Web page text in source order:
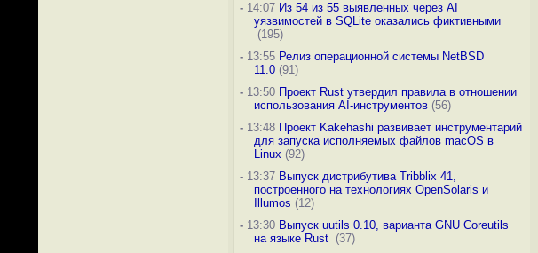
-14:07 Из 54 из 55 выявленных через AI
уязвимостей в SQLite оказались фиктивными
(195)
-13:55 Релиз операционной системы NetBSD
11.0(91)
-13:50 Проект Rust утвердил правила в отношении
использования AI-инструментов(56)
-13:48 Проект Kakehashi развивает инструментарий
для запуска исполняемых файлов macOS в
Linux (92)
-13:37 Выпуск дистрибутива Tribblix 41,
построенного на технологиях OpenSolaris и
Illumos (12)
-13:30 Выпуск uutils 0.10, варианта GNU Coreutils
на языке Rust (37)